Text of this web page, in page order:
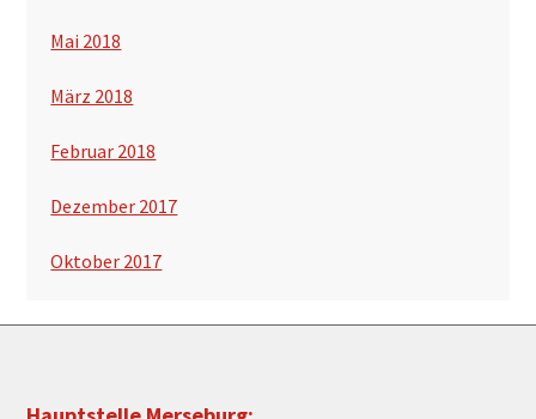
Mai 2018
März 2018
Februar 2018
Dezember 2017
Oktober 2017